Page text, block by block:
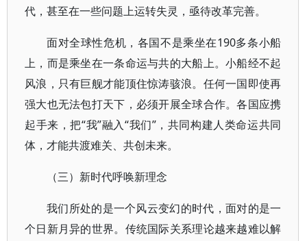
代，甚至在一些问题上运转失灵，亟待改革完善。
面对全球性危机，各国不是乘坐在190多条小船
上，而是乘坐在一条命运与共的大船上。小船经不起
风浪，只有巨舰才能顶住惊涛骇浪。任何一国即使再
强大也无法包打天下，必须开展全球合作。各国应携
起手来，把“我”融入“我们”，共同构建人类命运共同
体，才能共渡难关、共创未来。
（三）新时代呼唤新理念
我们所处的是一个风云变幻的时代，面对的是一
个日新月异的世界。传统国际关系理论越来越难以解